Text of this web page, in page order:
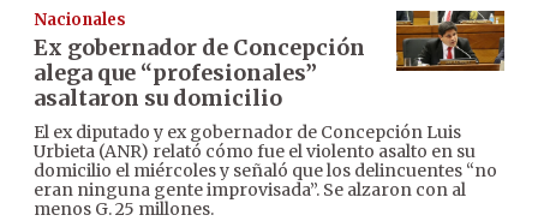
Nacionales
Ex gobernador de Concepción
alega que “profesionales”
asaltaron su domicilio
El ex diputado y ex gobernador de Concepción Luis
Urbieta (ANR) relató cómo fue el violento asalto en su
domicilio el miércoles y señaló que los delincuentes “no
eran ninguna gente improvisada”. Se alzaron con al
menos G. 25 millones.